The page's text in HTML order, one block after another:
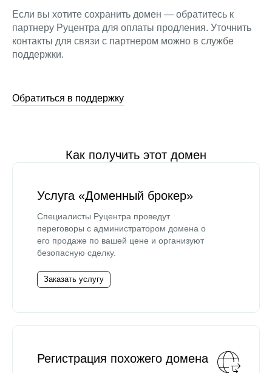
Если вы хотите сохранить домен — обратитесь к
партнеру Руцентра для оплаты продления. Уточнить
контакты для связи с партнером можно в службе
поддержки.
Обратиться в поддержку
Как получить этот домен
Услуга «Доменный брокер»
Специалисты Руцентра проведут
переговоры с администратором домена о
его продаже по вашей цене и организуют
безопасную сделку.
Заказать услугу
Регистрация похожего домена